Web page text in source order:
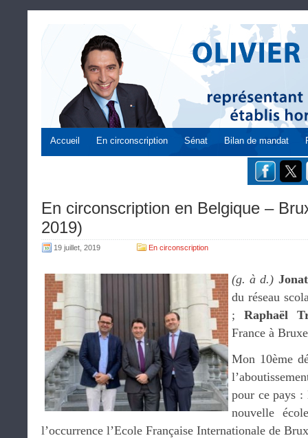
Accueil En circonscription Sénat Bilan de mandat
En circonscription en Belgique –
2019)
19 juillet, 2019 En circonscription
(g. à d.)
du réseau
;Raphaël
France à
Mon 10ème
pour ce pays :
nouvelle
l’occurrence l’Ecole Française Internationale de